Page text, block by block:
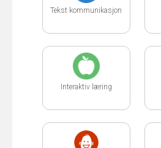
Tekst kommunikasjon
Interaktiv læring